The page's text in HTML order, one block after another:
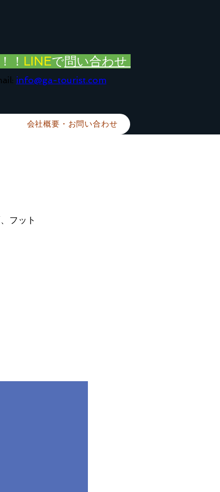
！ LINEで問い合わせ
info@ga-tourist.com
会社概要・お問い合わせ
フット